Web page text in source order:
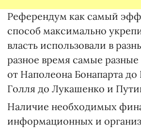
Референдум как самый
способ максимально
власть использовали в
разное время самые
от Наполеона Бонапарта до
Голля до Лукашенко и
Наличие необходимых
информационных и